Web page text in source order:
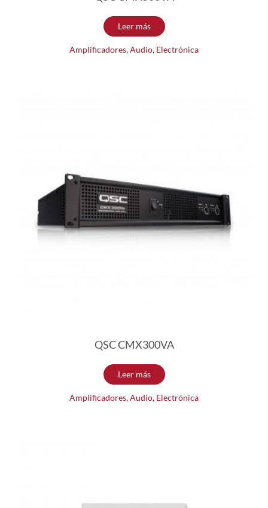
Leer más
Amplificadores,Audio, Electrónica
QSC CMX300VA
Leer más
Amplificadores,Audio, Electrónica